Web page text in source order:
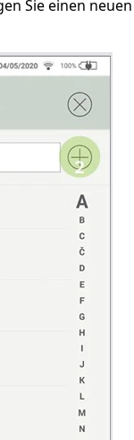
Sie einen neuen